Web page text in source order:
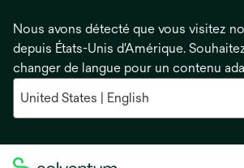
Nous avons détecté que vous visitez
depuis États-Unis d'Amérique.
changer de langue pour un contenu